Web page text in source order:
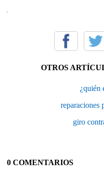
OTROS
¿quién
reparaciones
giro
0 COMENTARIOS